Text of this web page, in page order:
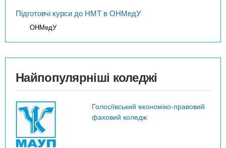
Підготовчі курси до НМТ в ОНМедУ
ОНМедУ
Найпопулярніші коледжі
Голосіївський економіко-правовий
фаховий коледж